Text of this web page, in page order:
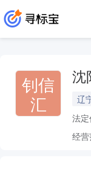
钊信
汇
沈
辽
法定
经营